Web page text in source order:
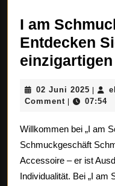
I am
Entdecken
02 Juni 2025 02
Juni
|
Comment | 07:54
Willkommen bei „I am
Schmuckgeschäft
Accessoire – er ist
Individualität. Bei „I am